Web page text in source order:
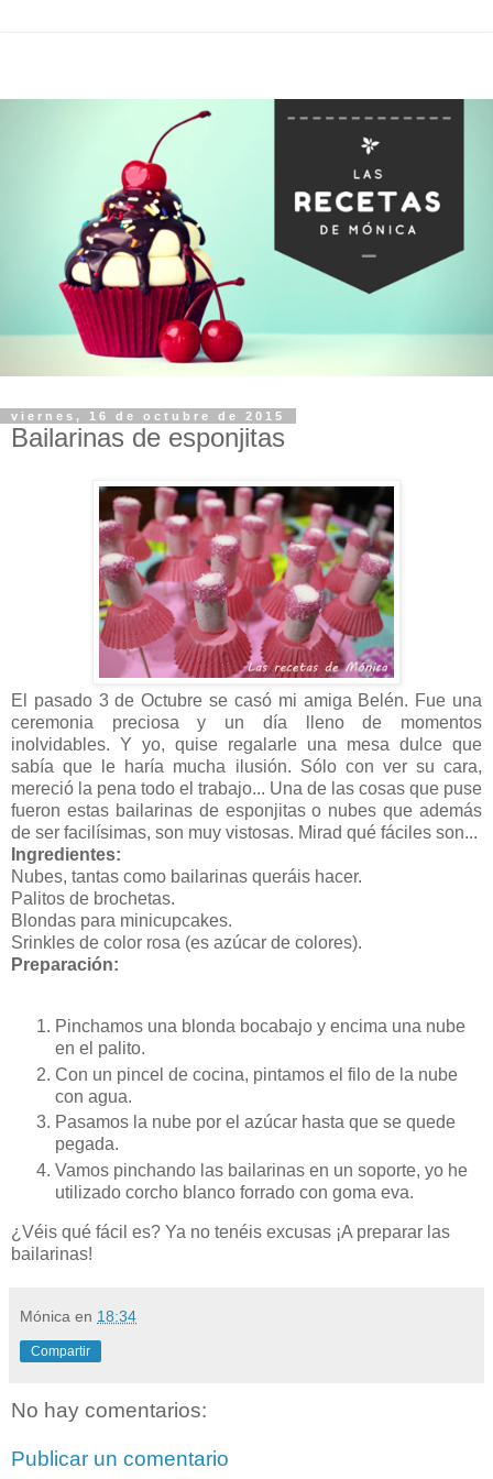
viernes, 16 de octubre de 2015
Bailarinas de esponjitas
El pasado 3 de Octubre se casó mi amiga Belén. Fue una
ceremonia preciosa y un día lleno de momentos
inolvidables. Y yo, quise regalarle una mesa dulce que
sabía que le haría mucha ilusión. Sólo con ver su cara,
mereció la pena todo el trabajo... Una de las cosas que puse
fueron estas bailarinas de esponjitas o nubes que además
de ser facilísimas, son muy vistosas. Mirad qué fáciles son...
Ingredientes:
Nubes, tantas como bailarinas queráis hacer.
Palitos de brochetas.
Blondas para minicupcakes.
Srinkles de color rosa (es azúcar de colores).
Preparación:
Pinchamos una blonda bocabajo y encima una nube
en el palito.
Con un pincel de cocina, pintamos el filo de la nube
con agua.
Pasamos la nube por el azúcar hasta que se quede
pegada.
Vamos pinchando las bailarinas en un soporte, yo he
utilizado corcho blanco forrado con goma eva.
¿Véis qué fácil es? Ya no tenéis excusas ¡A preparar las
bailarinas!
Mónica en 18:34
Compartir
No hay comentarios:
Publicar un comentario